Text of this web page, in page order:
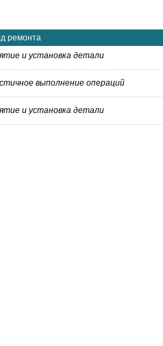
ремонта
и установка детали
выполнение операций
и установка детали